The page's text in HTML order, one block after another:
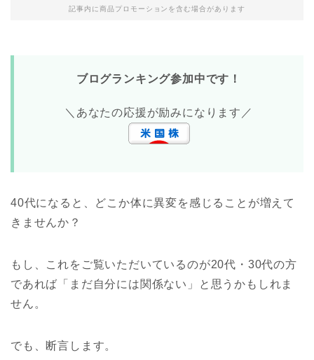
記事内に商品プロモーションを含む場合があります
ブログランキング参加中です！
＼あなたの応援が励みになります／
40代になると、どこか体に異変を感じることが増えて
きませんか？
もし、これをご覧いただいているのが20代・30代の方
であれば「まだ自分には関係ない」と思うかもしれま
せん。
でも、断言します。